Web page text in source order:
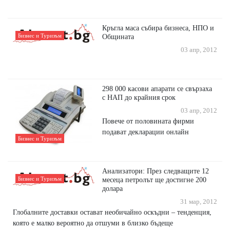
Бизнес и Туризъм
Кръгла маса събира бизнеса, НПО и
Общината
03 апр, 2012
Бизнес и Туризъм
298 000 касови апарати се свързаха
с НАП до крайния срок
03 апр, 2012
Повече от половината фирми
подават декларации онлайн
Бизнес и Туризъм
Анализатори: През следващите 12
месеца петролът ще достигне 200
долара
31 мар, 2012
Глобалните доставки остават необичайно оскъдни – тенденция,
която е малко вероятно да отшуми в близко бъдеще